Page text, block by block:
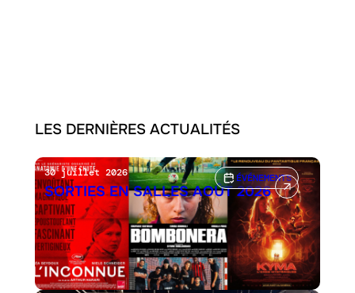
LES DERNIÈRES ACTUALITÉS
ÉVÉNEMENTS
30 juillet 2026
SORTIES EN SALLES AOÛT 2026